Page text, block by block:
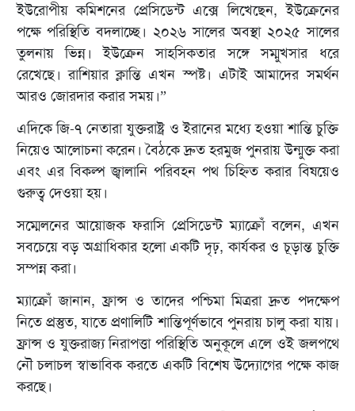
ইউরোপীয় কমিশনের প্রেসিডেন্ট এক্সে লিখেছেন, ইউক্রেনের
পক্ষে পরিস্থিতি বদলাচ্ছে। ২০২৬ সালের অবস্থা ২০২৫ সালের
তুলনায় ভিন্ন। ইউক্রেন সাহসিকতার সঙ্গে সম্মুখসার ধরে
রেখেছে। রাশিয়ার ক্লান্তি এখন স্পষ্ট। এটাই আমাদের সমর্থন
আরও জোরদার করার সময়।”
এদিকে জি-৭ নেতারা যুক্তরাষ্ট্র ও ইরানের মধ্যে হওয়া শান্তি চুক্তি
নিয়েও আলোচনা করেন। বৈঠকে দ্রুত হরমুজ পুনরায় উন্মুক্ত করা
এবং এর বিকল্প জ্বালানি পরিবহন পথ চিহ্নিত করার বিষয়েও
গুরুত্ব দেওয়া হয়।
সম্মেলনের আয়োজক ফরাসি প্রেসিডেন্ট ম্যাক্রোঁ বলেন, এখন
সবচেয়ে বড় অগ্রাধিকার হলো একটি দৃঢ়, কার্যকর ও চূড়ান্ত চুক্তি
সম্পন্ন করা।
ম্যাক্রোঁ জানান, ফ্রান্স ও তাদের পশ্চিমা মিত্ররা দ্রুত পদক্ষেপ
নিতে প্রস্তুত, যাতে প্রণালিটি শান্তিপূর্ণভাবে পুনরায় চালু করা যায়।
ফ্রান্স ও যুক্তরাজ্য নিরাপত্তা পরিস্থিতি অনুকূলে এলে ওই জলপথে
নৌ চলাচল স্বাভাবিক করতে একটি বিশেষ উদ্যোগের পক্ষে কাজ
করছে।